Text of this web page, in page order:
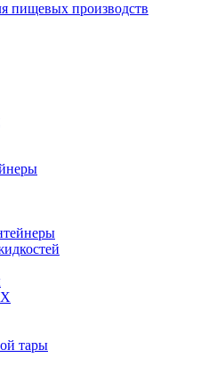
пищевых производств
тары